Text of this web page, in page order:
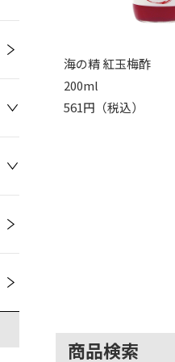
海の精 紅玉梅酢
200ml
561円（税込）
商品検索